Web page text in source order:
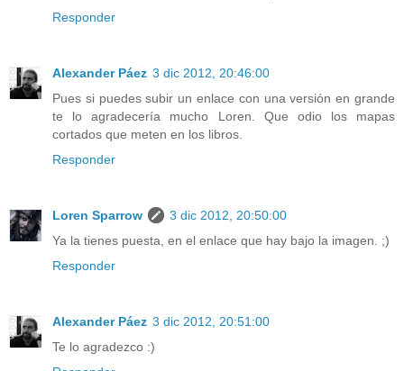
Responder
Alexander Páez 3 dic 2012, 20:46:00
Pues si puedes subir un enlace con una versión en grande
te lo agradecería mucho Loren. Que odio los mapas
cortados que meten en los libros.
Responder
Loren Sparrow
3 dic 2012, 20:50:00
Ya la tienes puesta, en el enlace que hay bajo la imagen. ;)
Responder
Alexander Páez 3 dic 2012, 20:51:00
Te lo agradezco :)